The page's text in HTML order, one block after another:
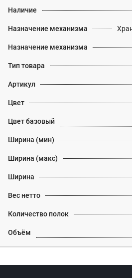
Наличие
Назначение механизма
Назначение механизма
Тип товара
Артикул
Цвет
Цвет базовый
Ширина (мин)
Ширина (макс)
Ширина
Вес нетто
Количество полок
Объём